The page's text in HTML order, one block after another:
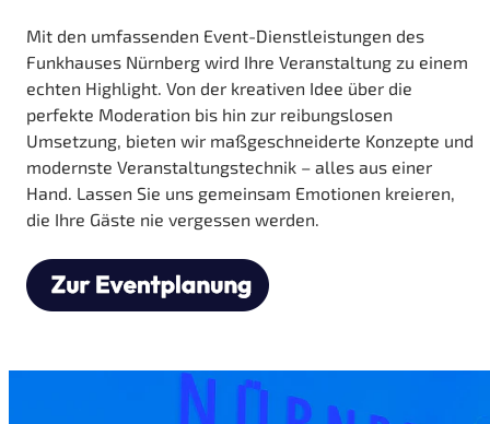
Mit den umfassenden Event-Dienstleistungen des
Funkhauses Nürnberg wird Ihre Veranstaltung zu einem
echten Highlight. Von der kreativen Idee über die
perfekte Moderation bis hin zur reibungslosen
Umsetzung, bieten wir maßgeschneiderte Konzepte und
modernste Veranstaltungstechnik – alles aus einer
Hand. Lassen Sie uns gemeinsam Emotionen kreieren,
die Ihre Gäste nie vergessen werden.